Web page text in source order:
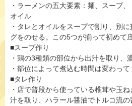
・ラーメンの五大要素：麺、スープ
オイル
・タレとオイルをスープで割り、別
グをのせる。この5つが揃って初めて
■スープ作り
・鶏の3種類の部位から出汁を取り、
・部位によって煮込む時間は変わって
■タレ作り
・店で普段から使っている椎茸や玉
汁を取り、ハラール醤油でトルコ流の